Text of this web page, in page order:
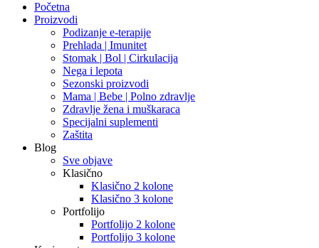
Početna
Proizvodi
Podizanje e-terapije
Prehlada | Imunitet
Stomak | Bol | Cirkulacija
Nega i lepota
Sezonski proizvodi
Mama | Bebe | Polno zdravlje
Zdravlje žena i muškaraca
Specijalni suplementi
Zaštita
Blog
Sve objave
Klasično
Klasično 2 kolone
Klasično 3 kolone
Portfolijo
Portfolijo 2 kolone
Portfolijo 3 kolone